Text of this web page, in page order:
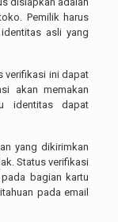
Pemilik harus
asli yang
verifikasi ini dapat
akan memakan
identitas dapat
yang dikirimkan
Status verifikasi
pada bagian kartu
pada email